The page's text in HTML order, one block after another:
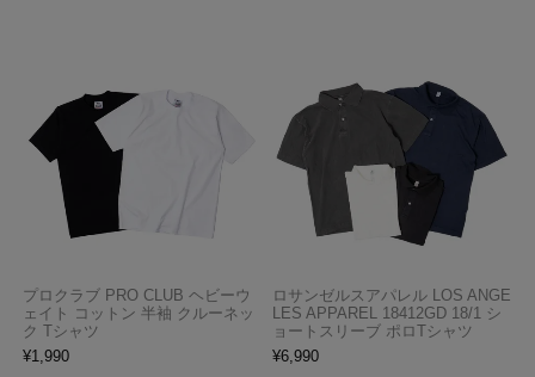
プロクラブ PRO CLUB ヘビーウ
ェイト コットン 半袖 クルーネッ
ク Tシャツ
¥1,990
ロサンゼルスアパレル LOS ANGE
LES APPAREL 18412GD 18/1 シ
ョートスリーブ ポロTシャツ
¥6,990